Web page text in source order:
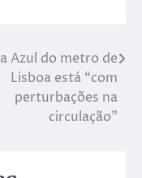
Azul do metro de
Lisboa está “com
perturbações na
circulação”